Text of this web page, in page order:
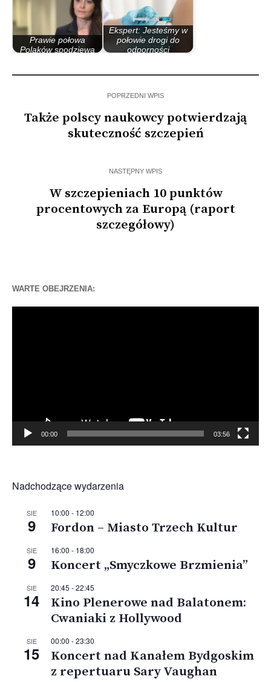
Prawie połowa
Polaków spodziewa
Ekspert: Jesteśmy w
połowie drogi do
odporności
POPRZEDNI WPIS
Także polscy naukowcy potwierdzają
skuteczność szczepień
NASTĘPNY WPIS
W szczepieniach 10 punktów
procentowych za Europą (raport
szczegółowy)
WARTE OBEJRZENIA:
00:00 03:56
Nadchodzące wydarzenia
SIE
9
10:00 - 12:00
Fordon – Miasto Trzech Kultur
SIE
9
16:00 - 18:00
Koncert „Smyczkowe Brzmienia”
SIE
14
20:45 -22:45
Kino Plenerowe nad Balatonem:
Cwaniaki z Hollywood
SIE
15
00:00 -23:30
Koncert nad Kanałem Bydgoskim
z repertuaru Sary Vaughan